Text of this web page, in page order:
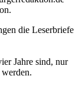
die Leserbriefe
Jahre sind, nur